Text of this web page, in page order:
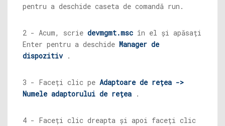
pentru a deschide caseta de comandă run.
2 - Acum, scrie devmgmt.msc în el și apăsați
Enter pentru a deschide Manager de
dispozitiv .
3 - Faceți clic pe Adaptoare de rețea ->
Numele adaptorului de rețea .
4 - Faceți clic dreapta și apoi faceți clic